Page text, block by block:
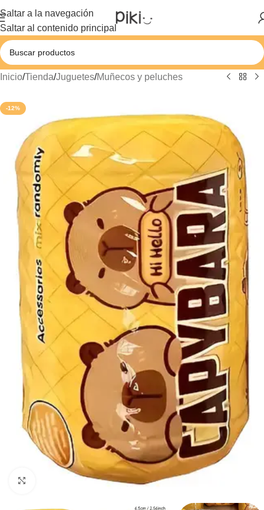
Saltar a la navegación
Saltar al contenido principal
Inicio/Tienda/Juguetes/Muñecos y peluches
-12%
Haga clic para ampliar